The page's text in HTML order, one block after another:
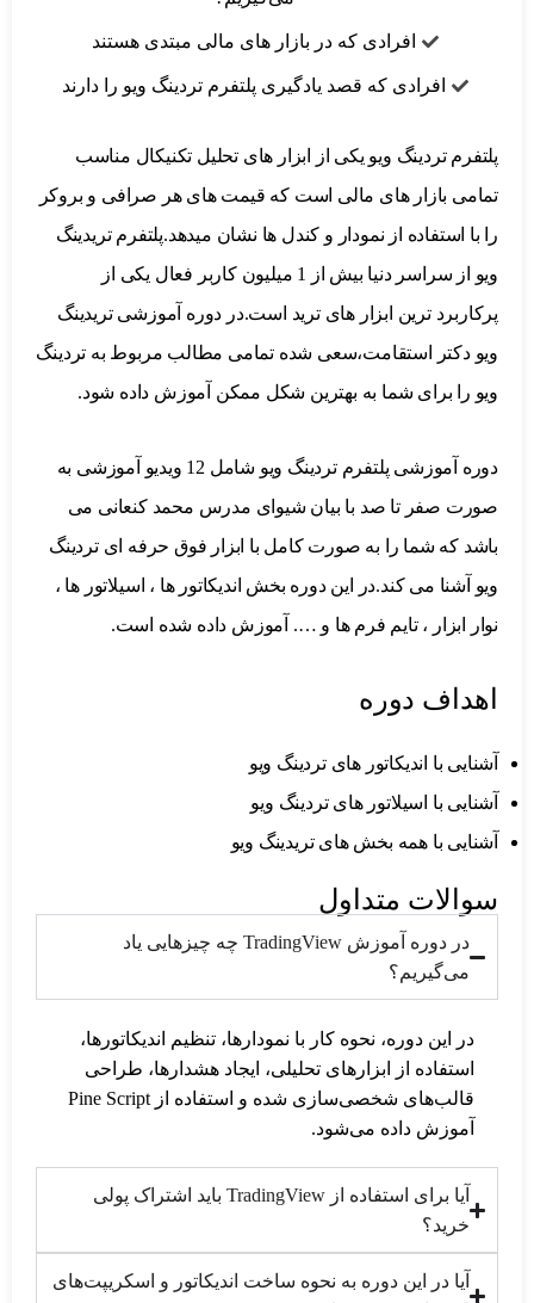
افرادی که در بازار های مالی مبتدی هستند
افرادی که قصد یادگیری پلتفرم تردینگ ویو را دارند
پلتفرم تردینگ ویو یکی از ابزار های تحلیل تکنیکال مناسب
تمامی بازار های مالی است که قیمت های هر صرافی و بروکر
را با استفاده از نمودار و کندل ها نشان میدهد.پلتفرم تریدینگ
ویو از سراسر دنیا بیش از 1 میلیون کاربر فعال یکی از
پرکاربرد ترین ابزار های ترید است.در دوره آموزشی تریدینگ
ویو دکتر استقامت،سعی شده تمامی مطالب مربوط به تردینگ
ویو را برای شما به بهترین شکل ممکن آموزش داده شود.
دوره آموزشی پلتفرم تردینگ ویو شامل 12 ویدیو آموزشی به
صورت صفر تا صد با بیان شیوای مدرس محمد کنعانی می
باشد که شما را به صورت کامل با ابزار فوق حرفه ای تردینگ
ویو آشنا می کند.در این دوره بخش اندیکاتور ها ، اسیلاتور ها ،
نوار ابزار ، تایم فرم ها و …. آموزش داده شده است.
اهداف دوره
آشنایی با اندیکاتور های تردینگ ویو
آشنایی با اسیلاتور های تردینگ ویو
آشنایی با همه بخش های تریدینگ ویو
سوالات متداول
در دوره آموزش TradingView چه چیزهایی یاد
می‌گیریم؟
در این دوره، نحوه کار با نمودارها، تنظیم اندیکاتورها،
استفاده از ابزارهای تحلیلی، ایجاد هشدارها، طراحی
قالب‌های شخصی‌سازی شده و استفاده از Pine Script
آموزش داده می‌شود.
آیا برای استفاده از TradingView باید اشتراک پولی
خرید؟
آیا در این دوره به نحوه ساخت اندیکاتور و اسکریپت‌های